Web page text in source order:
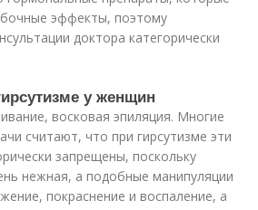
эффекты, поэтому
доктора категорически
у женщин
восковая эпиляция. Многие
считают, что при гирсутизме эти
запрещены, поскольку
нежная, а подобные манипуляции
покраснение и воспаление, а